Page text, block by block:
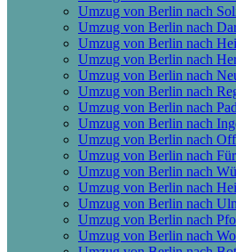
Umzug von Berlin nach
Umzug von Berlin nach
Umzug von Berlin nach
Umzug von Berlin nach
Umzug von Berlin nach
Umzug von Berlin nach
Umzug von Berlin nach
Umzug von Berlin nach
Umzug von Berlin nach
Umzug von Berlin nach
Umzug von Berlin nach
Umzug von Berlin nach
Umzug von Berlin nach
Umzug von Berlin nach
Umzug von Berlin nach